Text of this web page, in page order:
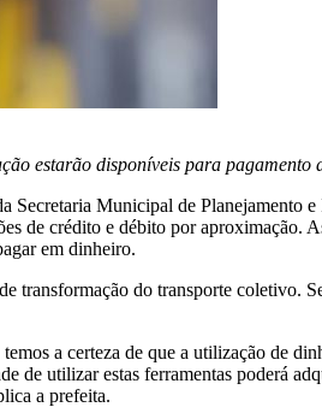
estarão disponíveis para pagamento
Secretaria Municipal de
de crédito e débito por
em dinheiro.
transformação do transporte coletivo.
a certeza de que a utilização de
de utilizar estas ferramentas poderá
a prefeita.